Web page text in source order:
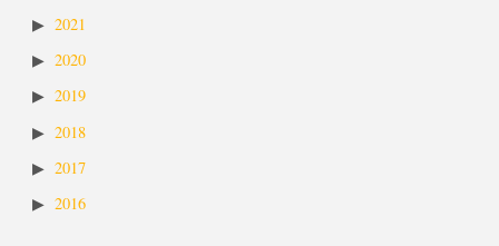
2021
2020
2019
2018
2017
2016